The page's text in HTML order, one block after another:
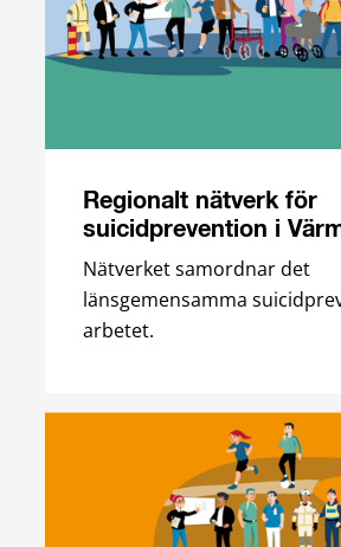
Regionalt nätverk för
suicidprevention i
Nätverket samordnar det
länsgemensamma
arbetet.